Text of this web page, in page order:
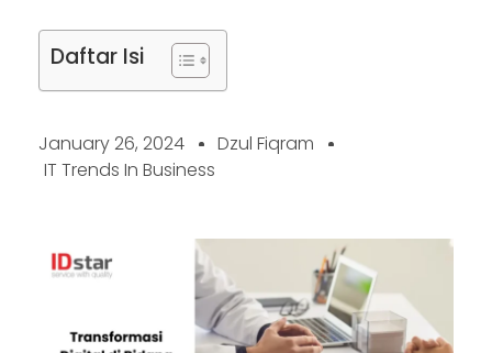
Daftar Isi
January 26, 2024
Dzul Fiqram
IT Trends In Business